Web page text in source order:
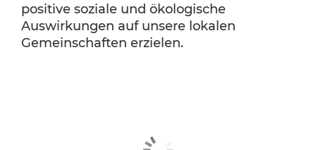
positive soziale und ökologische
Auswirkungen auf unsere lokalen
Gemeinschaften erzielen.